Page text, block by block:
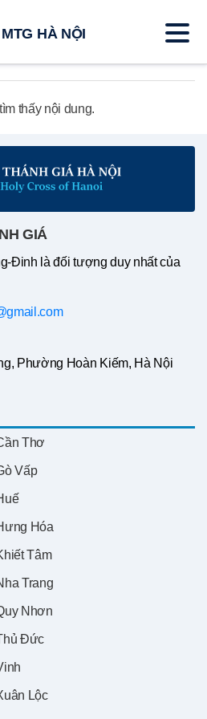
thấy nội dung.
GIÁ
Đinh là đối tượng duy nhất của
Phường Hoàn Kiếm, Hà Nội
Thơ
Vấp
Hóa
Tâm
Trang
Nhơn
Đức
Lộc
HÀ NỘI